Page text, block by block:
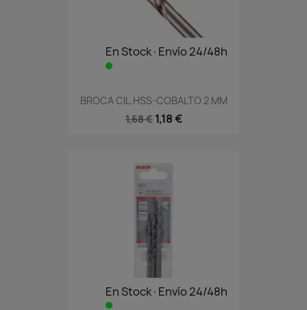
En Stock·Envío 24/48h
BROCA CIL.HSS-COBALTO 2 MM
1,68 € 1,18 €
En Stock·Envío 24/48h